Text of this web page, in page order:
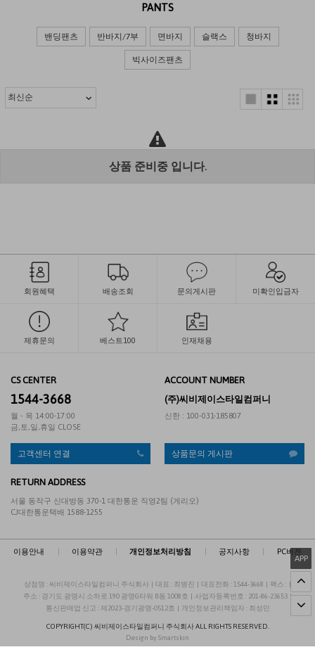
APP
PANTS
밴딩팬츠 반바지/7부 면바지 슬랙스 청바지
빅사이즈팬츠
상품 준비중 입니다.
회원혜택 배송조회 문의게시판 미확인입금자
제휴문의 베스트100 인재채용
CS CENTER
1544-3668
월 - 목 14:00-17:00
금,토,일,휴일 CLOSE
ACCOUNT NUMBER
(주)씨비제이스타일컴퍼니
신한 : 100-031-185807
고객센터 연결 상품문의 게시판
RETURN ADDRESS
서울 동작구 신대방동 370-1 대한통운 직영2팀 (게리오)
CJ대한통운택배 1588-1255
이용안내 이용약관 개인정보처리방침 공지사항 PC버젼
상점명 : 씨비제이스타일컴퍼니 주식회사 | 대표 : 최병진 | 대표전화 : 1544-3668 | 팩스 :
|
주소 : 경기도 광명시 소하로 190 광명G타워 B동 1008호 | 사업자등록번호 : 201-86-23653 |
통신판매업 신고 : 제2023-경기광명-0512호 | 개인정보관리책임자 : 최성민
COPYRIGHT(C) 씨비제이스타일컴퍼니 주식회사ALL RIGHTS RESERVED.